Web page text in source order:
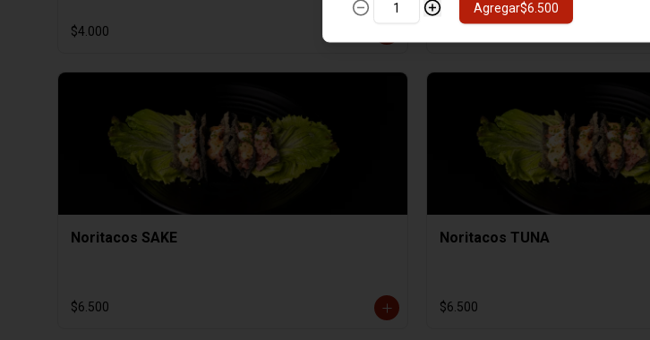
$4.000
Noritacos SAKE
$6.500
Noritacos TUNA
$6.500
Agregar$6.500